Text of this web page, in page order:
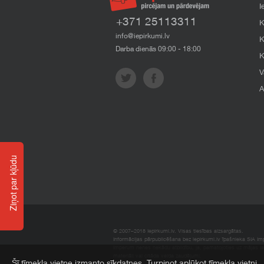
+371 25113311
info@iepirkumi.lv
Darba dienās 09:00 - 18:00
© 2007–2018 Iepirkumi.lv. Visas tiesības aizsargātas.
Informācijas pārpublicēšana bez iepirkumi.lv īpašnieka SIA
Ziņot par kļūdu